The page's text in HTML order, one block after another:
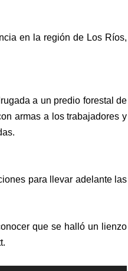
en la región de Los Ríos,
a un predio forestal de
armas a los trabajadores y
para llevar adelante las
que se halló un lienzo